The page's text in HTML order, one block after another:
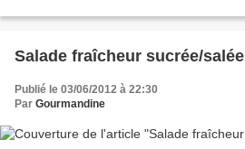
Salade fraîcheur sucrée/salée
Publié le 03/06/2012 à 22:30
Par Gourmandine